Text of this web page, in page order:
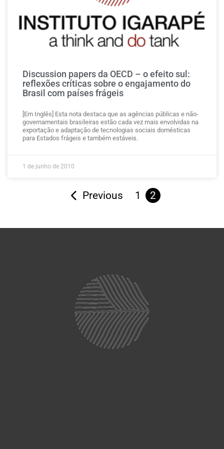
Discussion papers da OECD – o efeito sul:
reflexões críticas sobre o engajamento do
Brasil com países frágeis
[Em Inglês] Esta nota destaca que as agências públicas e não-
governamentais brasileiras estão cada vez mais envolvidas na
exportação e adaptação de tecnologias sociais domésticas
para Estados frágeis e também estáveis.
1 de junho de 2010
Previous 1 2